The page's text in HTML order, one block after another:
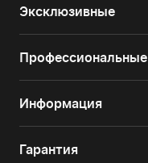
Эксклюзивные
Профессиональные
Информация
Гарантия